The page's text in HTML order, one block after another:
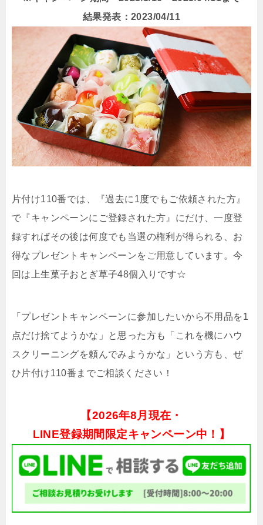
結果発表：2023/04/11
片付け110番では、『過去に1度でもご依頼された方』
で『キャンペーンにご登録された方』にだけ、一度登
録すればその後は何度でも当選の権利が得られる、お
得なプレゼントキャンペーンをご用意しています。今
回は上生菓子おとぎ草子48個入りです☆
「プレゼントキャンペーンに参加したいから不用品を1
点だけ捨てようかな」と思った方も「これを機にハウ
スクリーニングを頼んでみようかな」という方も、ぜ
ひ片付け110番までご相談ください！
【2026年8月現在・
LINE登録期間限定キャンペーン中！】